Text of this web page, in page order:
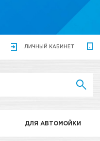
ЛИЧНЫЙ КАБИНЕТ
ДЛЯ АВТОМОЙКИ